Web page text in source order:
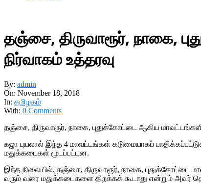
தஞ்சை, திருவாரூர், நாகை,
நிர்வாகம் உத்தரவு
By: admin
On: November 18, 2018
In: தமிழகம்
With: 0 Comments
தஞ்சை, திருவாரூர், நாகை, புதுக்கோட்டை ஆகிய
கஜா புயலால் இந்த 4 மாவட்டங்கள் கடுமையாகப்
மதுக்கடைகள் மூடப்பட்டன.
இந்த நிலையில், தஞ்சை, திருவாரூர், நாகை, புதுக்கோட்டை
வரும் வரை மதுக்கடைகளை திறக்கக் கூடாது என்றும் அவர்